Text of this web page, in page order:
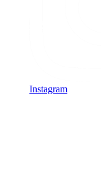
Instagram